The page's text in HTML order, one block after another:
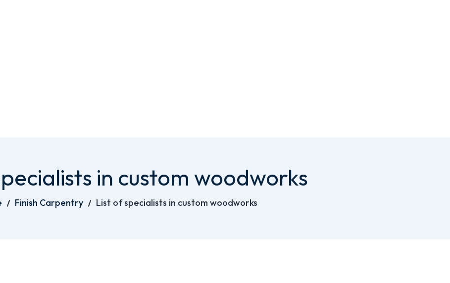
in custom woodworks
Finish Carpentry List of specialists in custom woodworks